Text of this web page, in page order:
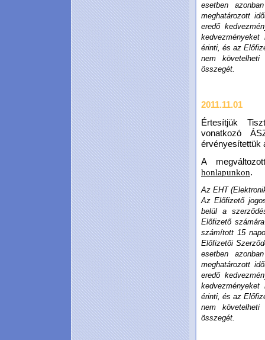
esetben
meghatározott
eredő
érinti, és az
nem követelheti
összegét.
2011.11.01
Értesítjük
vonatkozó
érvényesítettük
A
honlapunkon.
Az EHT
Az Előfizető
belül a
Előfizető
számított 15
Előfizetői
esetben
meghatározott
eredő
érinti, és az
nem követelheti
összegét.